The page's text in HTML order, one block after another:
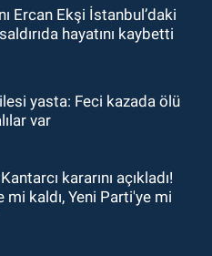
şaşkınlık yaşadı
çocuğuna saldırdı: Tedavi
Ercan Ekşi İstanbul’daki
hayatını kaybetti
yasta: Feci kazada ölü
var
kararını açıkladı!
mi kaldı, Yeni Parti'ye mi